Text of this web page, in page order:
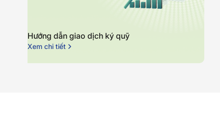
Hướng dẫn giao dịch ký quỹ
Xem chi tiết